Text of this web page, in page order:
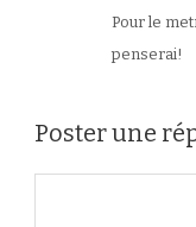
Pour le
penserai!
Poster une